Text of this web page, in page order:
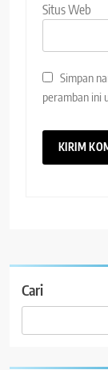
Situs Web
Simpan
peramban ini
Cari